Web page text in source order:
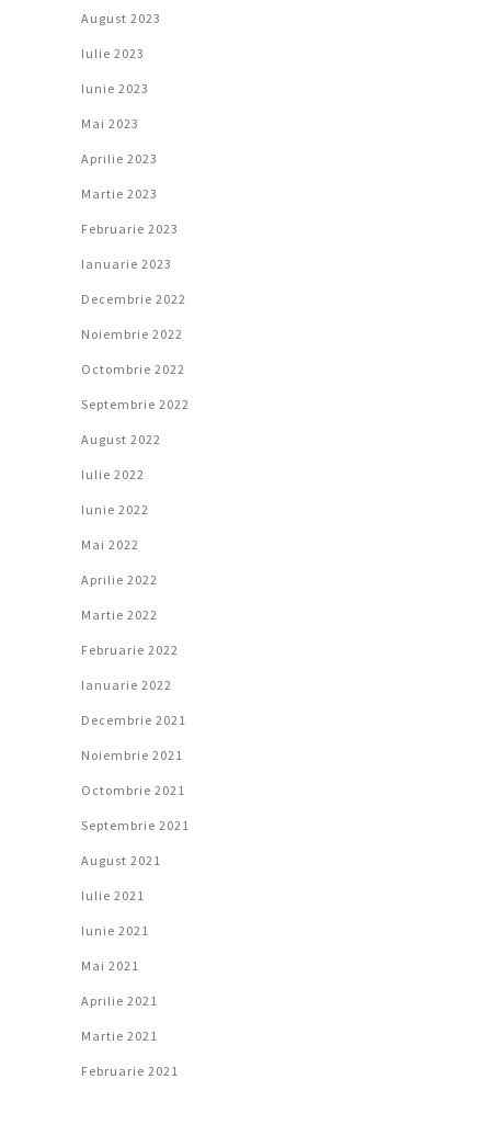
August 2023
Iulie 2023
Iunie 2023
Mai 2023
Aprilie 2023
Martie 2023
Februarie 2023
Ianuarie 2023
Decembrie 2022
Noiembrie 2022
Octombrie 2022
Septembrie 2022
August 2022
Iulie 2022
Iunie 2022
Mai 2022
Aprilie 2022
Martie 2022
Februarie 2022
Ianuarie 2022
Decembrie 2021
Noiembrie 2021
Octombrie 2021
Septembrie 2021
August 2021
Iulie 2021
Iunie 2021
Mai 2021
Aprilie 2021
Martie 2021
Februarie 2021